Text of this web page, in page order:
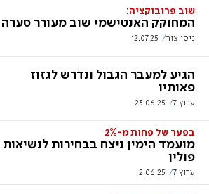
שוב פרובוקציה:
המחוקק האנטישמי שוב מעורר סערה
ניסן צור 12.07.25
הגיע למעבר הגבול ונדרש לגזוז
פאותיו
ערוץ 7 23.06.25
בפער של פחות מ-2%
מועמד הימין ניצח בבחירות לנשיאות
פולין
ערוץ 7 2.06.25